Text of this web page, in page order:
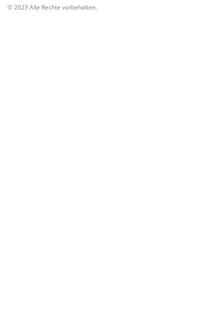
© 2023 Alle Rechte vorbehalten.